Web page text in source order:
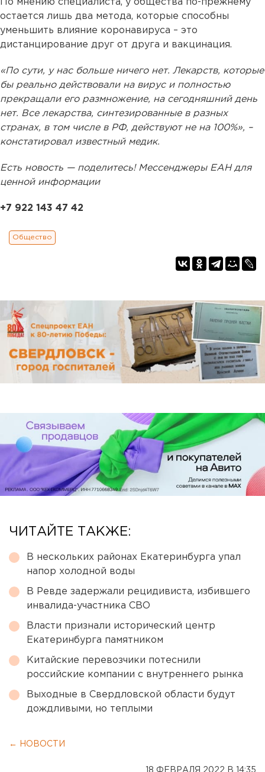
По мнению специалиста, у общества по-прежнему
остается лишь два метода, которые способны
уменьшить влияние коронавируса – это
дистанцирование друг от друга и вакцинация.
«По сути, у нас больше ничего нет. Лекарств, которые
бы реально действовали на вирус и полностью
прекращали его размножение, на сегодняшний день
нет. Все лекарства, синтезированные в разных
странах, в том числе в РФ, действуют не на 100%», –
констатировал известный медик.
Есть новость — поделитесь! Мессенджеры ЕАН для
ценной информации
+7 922 143 47 42
Общество
ЧИТАЙТЕ ТАКЖЕ:
В нескольких районах Екатеринбурга упал
напор холодной воды
В Ревде задержали рецидивиста, избившего
инвалида-участника СВО
Власти признали исторический центр
Екатеринбурга памятником
Китайские перевозчики потеснили
российские компании с внутреннего рынка
Выходные в Свердловской области будут
дождливыми, но теплыми
← НОВОСТИ
18 ФЕВРАЛЯ 2022 В 14:35